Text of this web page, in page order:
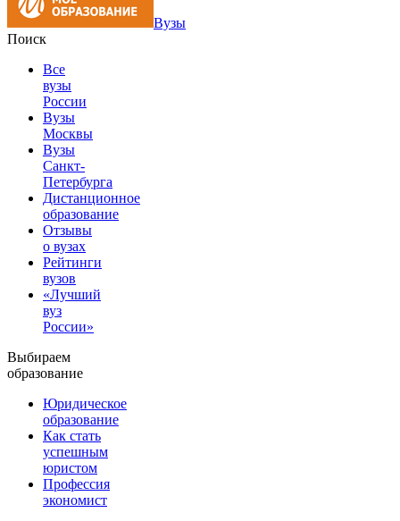
Вузы
Поиск
Все
вузы
России
Вузы
Москвы
Вузы
Санкт-
Петербурга
Дистанционное
образование
Отзывы
о вузах
Рейтинги
вузов
«Лучший
вуз
России»
Выбираем
образование
Юридическое
образование
Как стать
успешным
юристом
Профессия
экономист